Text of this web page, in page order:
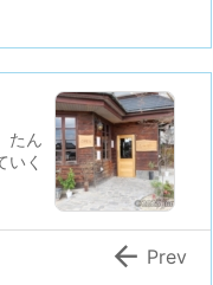
たん
いく
 Prev